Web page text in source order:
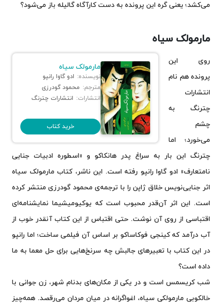
می‌کشد؛ یعنی گره این پرونده به دست کارآگاه گالیله باز می‌شود؟
مارمولک سیاه
مارمولک سیاه
نویسنده: ادو گاوا رانپو
مترجم: محمود گودرزی
انتشارات: انتشارات چترنگ
خرید کتاب
روی این
پرونده هم نام
انتشارات
چترنگ به
چشم
می‌خورد؛ اما
چترنگ این بار به سراغ پدر هانکاکو و «اسطوره ادبیات جنایی
نامتعارف» ادو گاوا رانپو رفته است. این ناشر، کتاب مارمولک سیاه
اثر جنایی‌نویس خلاق ژاپن را با ترجمه‌ی محمود گودرزی منتشر کرده
است. این اثر آن‌قدر محبوب است که یوکیومیشیما نمایشنامه‌ای
اقتباسی از روی آن نوشت. حتی اقتباس از این کتاب آنقدر خوب از
آب درآمد که کینجی فوکاساکو بر اساس آن فیلمی ساخت؛ اما رانپو
در این کتاب با تعبیرهای جالبش چه سرنخ‌هایی برای حل معما به ما
داده است؟
شب کریسمس است و در یکی از مکان‌های بدنام شهر، زن جوانی با
خالکوبی مارمولکی سیاه، اغواگرانه در میان مردان می‌رقصد. همه‌چیز